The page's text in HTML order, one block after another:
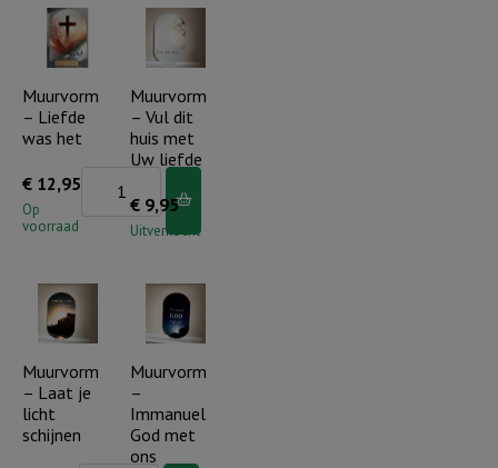
nieuwste
Muurvorm
– Liefde
was het
€ 12,95
Op
voorraad
Muurvorm
– Vul dit
huis met
Uw liefde
€ 9,95
Uitverkocht
Muurvorm
– Laat je
licht
schijnen
Muurvorm
–
Immanuel
God met
ons